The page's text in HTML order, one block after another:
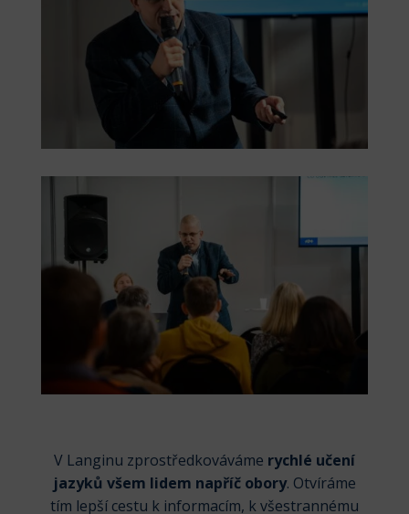
V Langinu zprostředkováváme rychlé učení
jazyků všem lidem napříč obory. Otvíráme
tím lepší cestu k informacím, k všestrannému